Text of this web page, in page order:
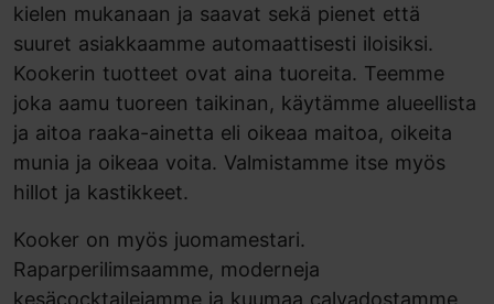
kielen mukanaan ja saavat sekä pienet että
suuret asiakkaamme automaattisesti iloisiksi.
Kookerin tuotteet ovat aina tuoreita. Teemme
joka aamu tuoreen taikinan, käytämme alueellista
ja aitoa raaka-ainetta eli oikeaa maitoa, oikeita
munia ja oikeaa voita. Valmistamme itse myös
hillot ja kastikkeet.
Kooker on myös juomamestari.
Raparperilimsaamme, moderneja
kesäcocktailejamme ja kuumaa calvadostamme